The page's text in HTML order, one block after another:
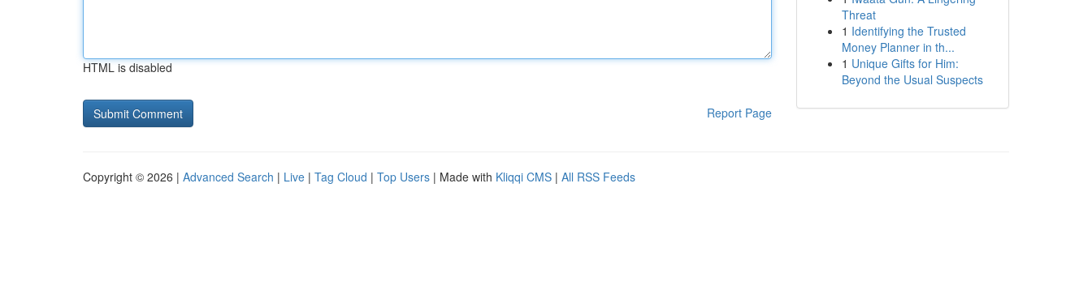
HTML is disabled
Report Page
Threat
1 Identifying the Trusted
Money Planner in th...
1 Unique Gifts for Him:
Beyond the Usual Suspects
Copyright © 2026 | Advanced Search | Live | Tag Cloud | Top Users | Made with Kliqqi CMS | All RSS Feeds